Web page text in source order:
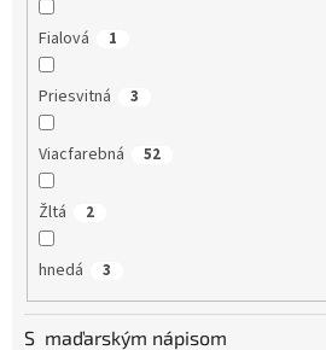
Fialová 1
Priesvitná 3
Viacfarebná 52
Žltá 2
hnedá 3
S maďarským nápisom